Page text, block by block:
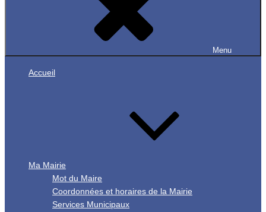
Menu
Accueil
Ma Mairie
Mot du Maire
Coordonnées et horaires de la Mairie
Services Municipaux